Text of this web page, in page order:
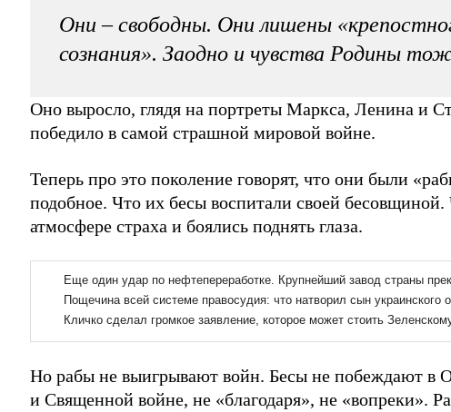
Они – свободны. Они лишены
сознания». Заодно и чувства Родины
Оно выросло, глядя на портреты Маркса, Ленина и
победило в самой страшной мировой войне.
Теперь про это поколение говорят, что они были
подобное. Что их бесы воспитали своей
атмосфере страха и боялись поднять глаза.
Но рабы не выигрывают войн. Бесы не побеждают в
и Священной войне, не «благодаря», не «вопреки».